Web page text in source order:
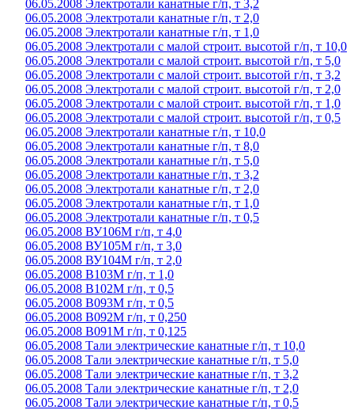
06.05.2008 Электротали канатные г/п, т 3,2
06.05.2008 Электротали канатные г/п, т 2,0
06.05.2008 Электротали канатные г/п, т 1,0
06.05.2008 Электротали с малой строит. высотой г/п, т 10,0
06.05.2008 Электротали с малой строит. высотой г/п, т 5,0
06.05.2008 Электротали с малой строит. высотой г/п, т 3,2
06.05.2008 Электротали с малой строит. высотой г/п, т 2,0
06.05.2008 Электротали с малой строит. высотой г/п, т 1,0
06.05.2008 Электротали с малой строит. высотой г/п, т 0,5
06.05.2008 Электротали канатные г/п, т 10,0
06.05.2008 Электротали канатные г/п, т 8,0
06.05.2008 Электротали канатные г/п, т 5,0
06.05.2008 Электротали канатные г/п, т 3,2
06.05.2008 Электротали канатные г/п, т 2,0
06.05.2008 Электротали канатные г/п, т 1,0
06.05.2008 Электротали канатные г/п, т 0,5
06.05.2008 ВУ106М г/п, т 4,0
06.05.2008 ВУ105М г/п, т 3,0
06.05.2008 ВУ104М г/п, т 2,0
06.05.2008 В103М г/п, т 1,0
06.05.2008 В102М г/п, т 0,5
06.05.2008 В093М г/п, т 0,5
06.05.2008 В092М г/п, т 0,250
06.05.2008 В091М г/п, т 0,125
06.05.2008 Тали электрические канатные г/п, т 10,0
06.05.2008 Тали электрические канатные г/п, т 5,0
06.05.2008 Тали электрические канатные г/п, т 3,2
06.05.2008 Тали электрические канатные г/п, т 2,0
06.05.2008 Тали электрические канатные г/п, т 0,5